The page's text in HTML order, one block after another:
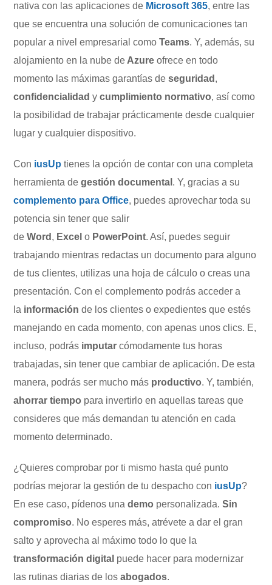
nativa con las aplicaciones de Microsoft 365, entre las
que se encuentra una solución de comunicaciones tan
popular a nivel empresarial comoTeams. Y, además, su
alojamiento en la nube deAzureofrece en todo
momento las máximas garantías deseguridad ,
confidencialidad ycumplimiento normativo, así como
la posibilidad de trabajar prácticamente desde cualquier
lugar y cualquier dispositivo.
Con iusUp tienes la opción de contar con una completa
herramienta degestión documental . Y, gracias a su
complemento para Office, puedes aprovechar toda su
potencia sin tener que salir
deWord , Excel o PowerPoint. Así, puedes seguir
trabajando mientras redactas un documento para alguno
de tus clientes, utilizas una hoja de cálculo o creas una
presentación. Con el complemento podrás acceder a
la información de los clientes o expedientes que estés
manejando en cada momento, con apenas unos clics. E,
incluso, podrás imputar cómodamente tus horas
trabajadas, sin tener que cambiar de aplicación. De esta
manera, podrás ser mucho más productivo. Y, también,
ahorrar tiempo para invertirlo en aquellas tareas que
consideres que más demandan tu atención en cada
momento determinado.
¿Quieres comprobar por ti mismo hasta qué punto
podrías mejorar la gestión de tu despacho con iusUp?
En ese caso, pídenos unademo personalizada.Sin
compromiso. No esperes más, atrévete a dar el gran
salto y aprovecha al máximo todo lo que la
transformación digital puede hacer para modernizar
las rutinas diarias de losabogados.